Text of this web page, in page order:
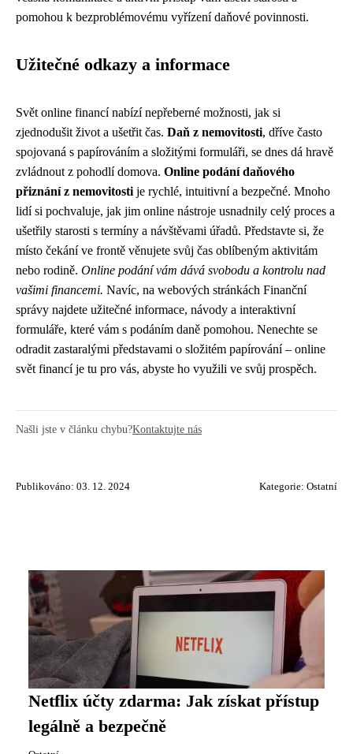
pomohou k bezproblémovému vyřízení daňové povinnosti.
Užitečné odkazy a informace
Svět online financí nabízí nepřeberné možnosti, jak si
zjednodušit život a ušetřit čas. Daň z nemovitosti, dříve často
spojovaná s papírováním a složitými formuláři, se dnes dá hravě
zvládnout z pohodlí domova. Online podání daňového
přiznání z nemovitosti je rychlé, intuitivní a bezpečné. Mnoho
lidí si pochvaluje, jak jim online nástroje usnadnily celý proces a
ušetřily starosti s termíny a návštěvami úřadů. Představte si, že
místo čekání ve frontě věnujete svůj čas oblíbeným aktivitám
nebo rodině. Online podání vám dává svobodu a kontrolu nad
vašimi financemi. Navíc, na webových stránkách Finanční
správy najdete užitečné informace, návody a interaktivní
formuláře, které vám s podáním daně pomohou. Nenechte se
odradit zastaralými představami o složitém papírování – online
svět financí je tu pro vás, abyste ho využili ve svůj prospěch.
Našli jste v článku chybu?Kontaktujte nás
Publikováno: 03. 12. 2024 Kategorie: Ostatní
Netflix účty zdarma: Jak získat přístup
legálně a bezpečně